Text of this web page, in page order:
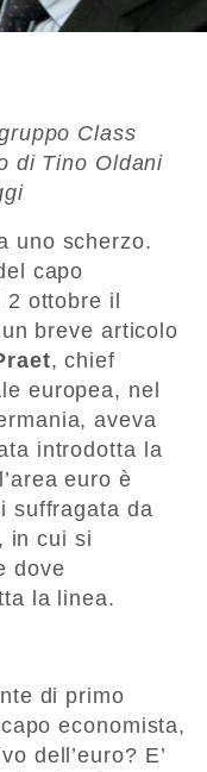
Class
di Tino Oldani
uno scherzo.
capo
ottobre il
breve articolo
, chief
europea, nel
aveva
introdotta la
euro è
suffragata da
in cui si
dove
la linea.
di primo
economista,
dell’euro? E’